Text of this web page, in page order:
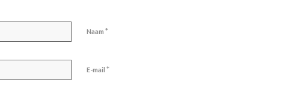
Naam *
E-mail *